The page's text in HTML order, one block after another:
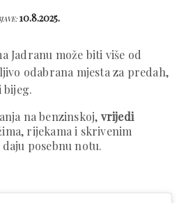
10.8.2025.
Jadranu može biti više od
odabrana mjesta za predah,
bijeg.
na benzinskoj, vrijedi
rijekama i skrivenim
posebnu notu.